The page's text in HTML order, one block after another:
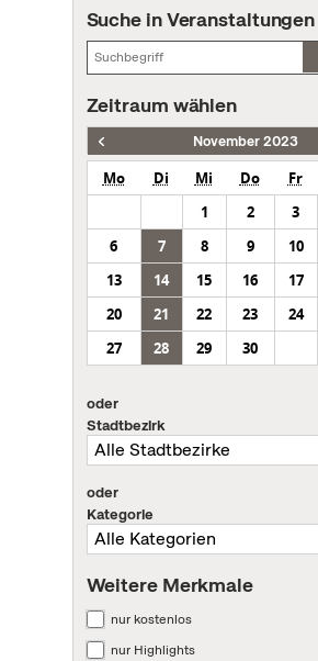
Suche in Veranstaltungen
Zeitraum wählen
November 2023
Mo Di Mi Do Fr
1
2 3
6
7 8 9 10
13
14 15 16 17
20
21 22 23 24
27
28 29 30
oder
Stadtbezirk
oder
Kategorie
Weitere Merkmale
nur kostenlos
nur Highlights